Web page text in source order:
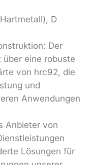
D
Der
eine robuste
von hrc92, die
und
Anwendungen
Anbieter von
Lösungen für